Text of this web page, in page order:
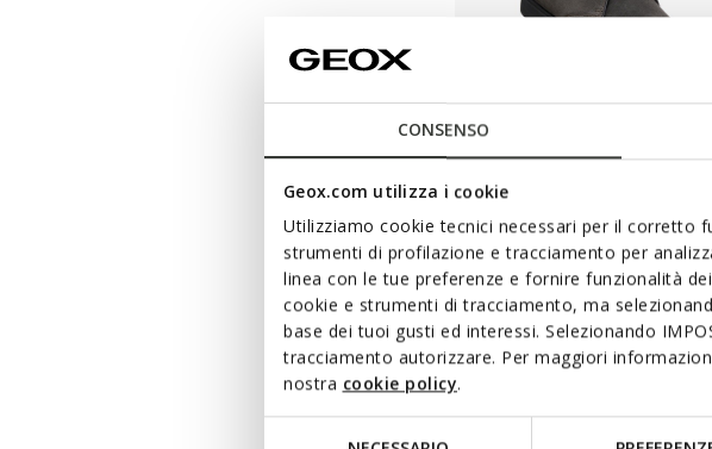
CONSENSO
Geox.com utilizza i cookie
Utilizziamo cookie tecnici necessari per il corretto
strumenti di profilazione e tracciamento per
linea con le tue preferenze e fornire funzionalità
cookie e strumenti di tracciamento, ma
base dei tuoi gusti ed interessi. Selezionando
tracciamento autorizzare. Per maggiori
nostra cookie policy.
NEW IN
SPHERICA EC17 UOMO
Stivaletti scamosciati
L789,00